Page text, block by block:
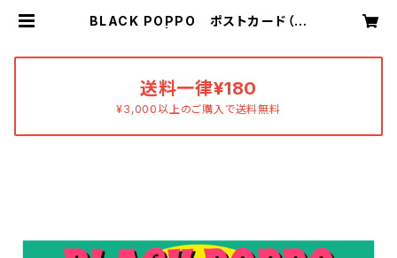
BLACK POPPO ポストカード（み
送料一律¥180
¥3,000以上のご購入で送料無料